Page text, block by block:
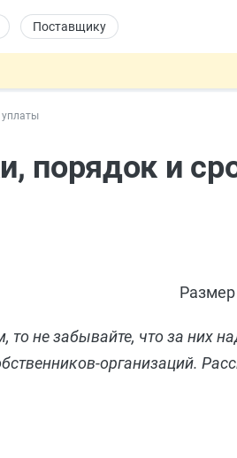
Поставщику
уплаты
порядок и
не забывайте, что за них
организаций.